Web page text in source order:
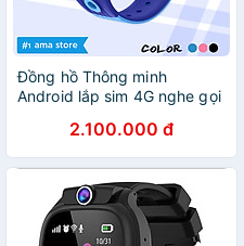
Đồng hồ Thông minh
Android lắp sim 4G nghe gọi
có CHPlay Tải App Kết nối
Wifi Dành cho Trẻ em Nam
Học sinh Người lớn Model
D38-X3 Hàng nhập khẩu
2.100.000 đ